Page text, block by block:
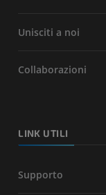
Unisciti a noi
Collaborazioni
LINK UTILI
Supporto